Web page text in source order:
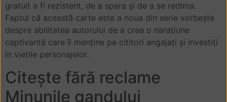
gratuit a fi rezistent, de a spera și de a se redima.
Faptul că această carte este a noua din serie vorbește
despre abilitatea autorului de a crea o narațiune
captivantă care îi menține pe cititori angajați și investiți
în viețile personajelor.
Citește fără reclame
Minunile gandului